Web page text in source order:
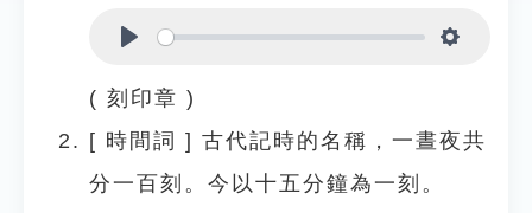
( 刻印章 )
[ 時間詞 ] 古代記時的名稱，一晝夜共
分一百刻。今以十五分鐘為一刻。